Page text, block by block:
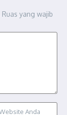
Ruas yang wajib